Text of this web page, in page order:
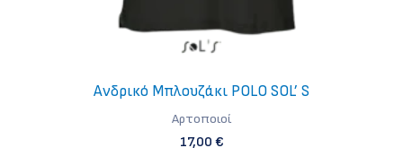
Ανδρικό Μπλουζάκι POLO SOL’ S
Aρτοποιοί
17,00 €